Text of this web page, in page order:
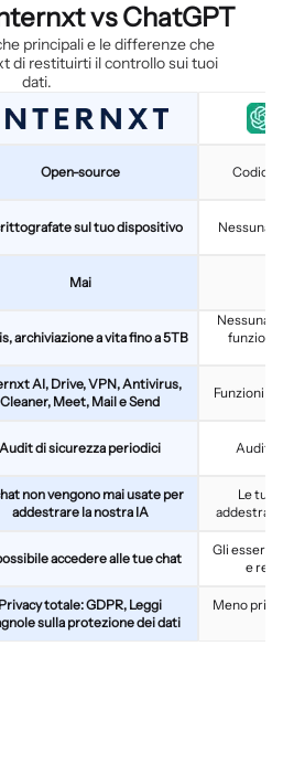
vs ChatGPT
principali e le differenze che
di restituirti il controllo sui tuoi
dati.
Open-source Codice
sul tuo dispositivo Nessuna
Mai
archiviazione a vita fino a 5TB
Nessuna
funzioni
AI, Drive, VPN, Antivirus,
Cleaner, Meet, Mail e Send
Funzioni
Audit di sicurezza periodici Audit
non vengono mai usate per
addestrare la nostra IA
Le tue
accedere alle tue chat
Gli esseri
e
Privacy totale: GDPR, Leggi
sulla protezione dei dati
Meno